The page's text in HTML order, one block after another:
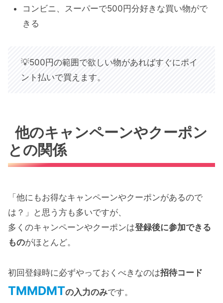
コンビニ、スーパーで500円分好きな買い物がで
きる
💡500円の範囲で欲しい物があればすぐにポイ
ント払いで買えます。
他のキャンペーンやクーポン
との関係
「他にもお得なキャンペーンやクーポンがあるので
は？」と思う方も多いですが、
多くのキャンペーンやクーポンは登録後に参加できる
ものがほとんど。
初回登録時に必ずやっておくべきなのは招待コード
TMMDMTの入力のみです。